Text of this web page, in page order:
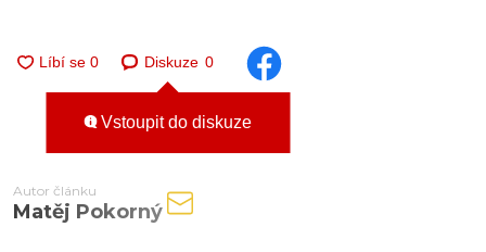
Diskuze 0
Vstoupit do diskuze
Autor článku
Matěj Pokorný